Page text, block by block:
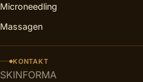
Microneedling
Massagen
KONTAKT
SKINFORMA